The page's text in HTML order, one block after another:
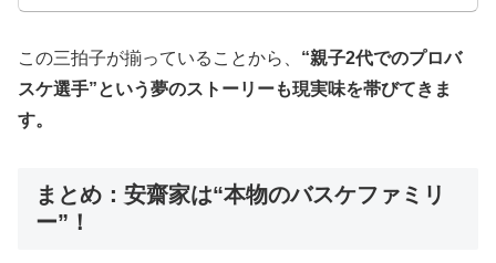
この三拍子が揃っていることから、 “親子2代でのプロバ
スケ選手”という夢のストーリーも現実味を帯びてきま
す。
まとめ：安齋家は“本物のバスケファミリ
ー”！